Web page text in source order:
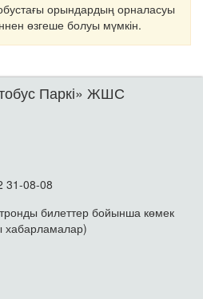
орындардың орналасуы
өзгеше болуы мүмкін.
Паркі» ЖШС
31-08-08
билеттер бойынша көмек
хабарламалар)